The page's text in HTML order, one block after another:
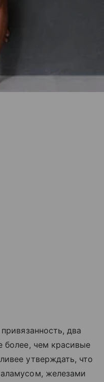
два
более, чем красивые
утверждать, что
железами